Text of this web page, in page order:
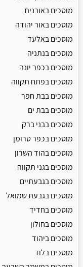
מוסכים באורנית
מוסכים באור יהודה
מוסכים באלעד
מוסכים בנתניה
מוסכים בכפר יונה
מוסכים בפתח תקווה
מוסכים בבת חפר
מוסכים בבת ים
מוסכים בבני ברק
מוסכים בכפר טרומן
מוסכים בהוד השרון
מוסכים בגני תקווה
מוסכים בגבעתיים
מוסכים בגבעת שמואל
מוסכים בחדיד
מוסכים בחולון
מוסכים ביהוד
מוסכים בלוד